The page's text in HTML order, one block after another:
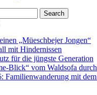
„Müeschbejer Jongen“
mit Hindernissen
für die jüngste Generation
Blick“ vom Waldsofa
Familienwanderung mit